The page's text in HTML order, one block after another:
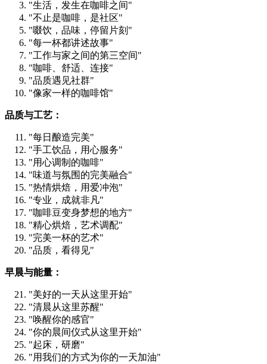
"生活，发生在咖啡之间"
"不止是咖啡，是社区"
"啜饮，品味，停留片刻"
"每一杯都讲述故事"
"工作与家之间的第三空间"
"咖啡、舒适、连接"
"品质遇见社群"
"像家一样的咖啡馆"
品质与工艺：
"每日酿造完美"
"手工饮品，用心服务"
"用心调制的咖啡"
"味道与氛围的完美融合"
"热情烘焙，用爱冲泡"
"专业，成就非凡"
"咖啡豆变身梦想的地方"
"精心烘焙，艺术调配"
"完美一杯的艺术"
"品质，看得见"
早晨与能量：
"美好的一天从这里开始"
"清晨从这里苏醒"
"唤醒你的感官"
"你的晨间仪式从这里开始"
"起床，研磨"
"用我们的方式为你的一天加油"